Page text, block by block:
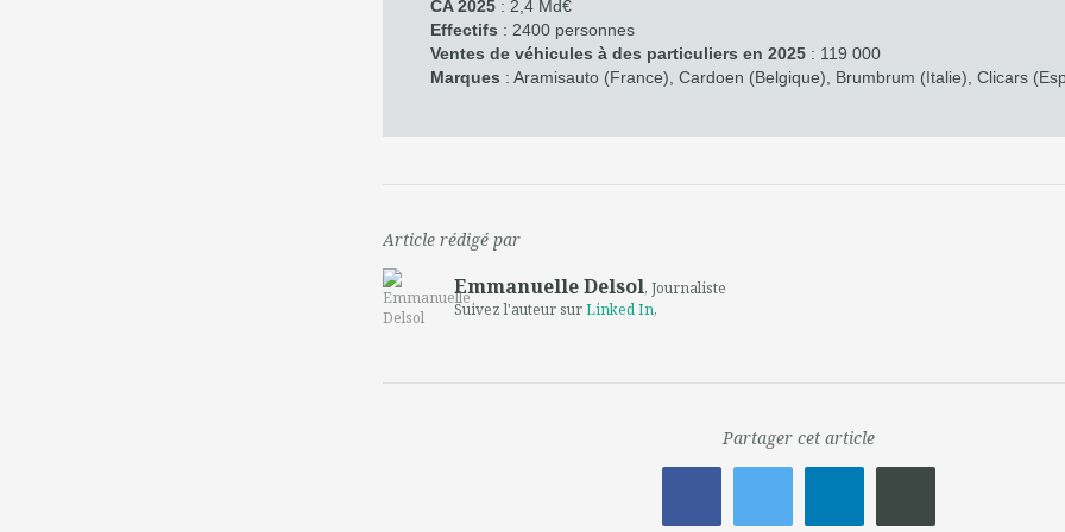
CA 2025 : 2,4 Md€
Effectifs : 2400 personnes
Ventes de véhicules à des particuliers en 2025 : 119 000
Marques : Aramisauto (France), Cardoen (Belgique), Brumbrum (Italie), Clicars
Article rédigé par
Emmanuelle Delsol, Journaliste
Suivez l'auteur surLinked In,
Partager cet article